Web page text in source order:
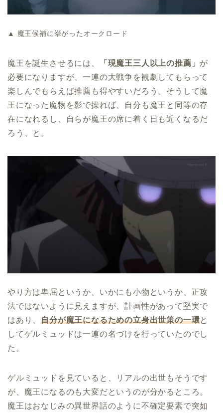
▲ 魔王候補に挙がったオークロード
魔王を誕生させるには、 「現魔王三人以上の推薦」 が
必要になりますが、一連の大戦争を観劇してもらって
楽しんでもらえば推薦も得やすいだろう。そうして魔
王になった魔物を影で操れば、自分も魔王と同等の存
在になれるし、自らが魔王の席に着く日も近くなるだ
ろう、と。
やり方は卑屈というか、いかにも小物というか、正攻
法ではないように見えますが、計画性があって堅実で
はあり、自分が魔王になるための立身出世策の一環と
してゲルミュッドは一連の名づけを行っていたのでし
た。
ゲルミュッドを見ていると、リアルの出世もそうです
が、魔王になるのも大変だというのが分かるところ。
魔王はおなじみの異世界話のように不確定要素で突如